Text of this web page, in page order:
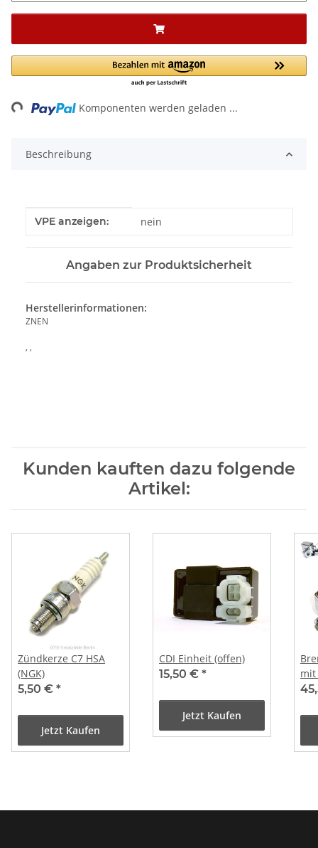
Komponenten werden geladen ...
Beschreibung
Produkteigenschaft
Wert
VPE anzeigen: nein
Angaben zur Produktsicherheit
Herstellerinformationen:
ZNEN
, ,
Kunden kauften dazu folgende
Artikel:
Zündkerze C7 HSA
(NGK)
5,50 € *
Jetzt Kaufen
CDI Einheit (offen)
15,50 € *
Jetzt Kaufen
mit